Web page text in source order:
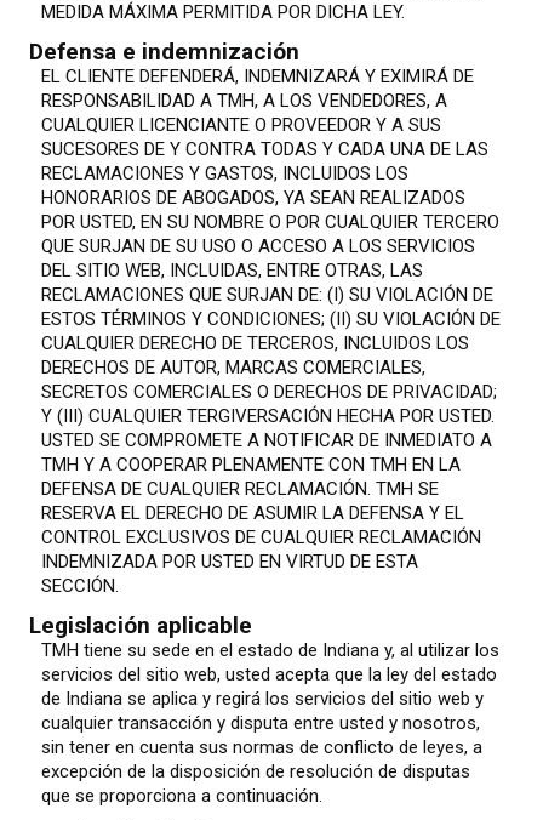
MEDIDA MÁXIMA PERMITIDA POR DICHA LEY.
Defensa e indemnización
EL CLIENTE DEFENDERÁ, INDEMNIZARÁ Y EXIMIRÁ DE
RESPONSABILIDAD A TMH, A LOS VENDEDORES, A
CUALQUIER LICENCIANTE O PROVEEDOR Y A SUS
SUCESORES DE Y CONTRA TODAS Y CADA UNA DE LAS
RECLAMACIONES Y GASTOS, INCLUIDOS LOS
HONORARIOS DE ABOGADOS, YA SEAN REALIZADOS
POR USTED, EN SU NOMBRE O POR CUALQUIER TERCERO
QUE SURJAN DE SU USO O ACCESO A LOS SERVICIOS
DEL SITIO WEB, INCLUIDAS, ENTRE OTRAS, LAS
RECLAMACIONES QUE SURJAN DE: (I) SU VIOLACIÓN DE
ESTOS TÉRMINOS Y CONDICIONES; (II) SU VIOLACIÓN DE
CUALQUIER DERECHO DE TERCEROS, INCLUIDOS LOS
DERECHOS DE AUTOR, MARCAS COMERCIALES,
SECRETOS COMERCIALES O DERECHOS DE PRIVACIDAD;
Y (III) CUALQUIER TERGIVERSACIÓN HECHA POR USTED.
USTED SE COMPROMETE A NOTIFICAR DE INMEDIATO A
TMH Y A COOPERAR PLENAMENTE CON TMH EN LA
DEFENSA DE CUALQUIER RECLAMACIÓN. TMH SE
RESERVA EL DERECHO DE ASUMIR LA DEFENSA Y EL
CONTROL EXCLUSIVOS DE CUALQUIER RECLAMACIÓN
INDEMNIZADA POR USTED EN VIRTUD DE ESTA
SECCIÓN.
Legislación aplicable
TMH tiene su sede en el estado de Indiana y, al utilizar los
servicios del sitio web, usted acepta que la ley del estado
de Indiana se aplica y regirá los servicios del sitio web y
cualquier transacción y disputa entre usted y nosotros,
sin tener en cuenta sus normas de conflicto de leyes, a
excepción de la disposición de resolución de disputas
que se proporciona a continuación.